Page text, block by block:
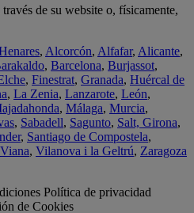
de su website o, físicamente,
, Alcorcón, Alfafar, Alicante,
, Barcelona, Burjassot,
, Finestrat, Granada, Huércal de
, La Zenia, Lanzarote, León,
, Málaga, Murcia,
, Sabadell, Sagunto, Salt, Girona,
, Santiago de Compostela,
Viana, Vilanova i la Geltrú, Zaragoza
Política de privacidad
de Cookies